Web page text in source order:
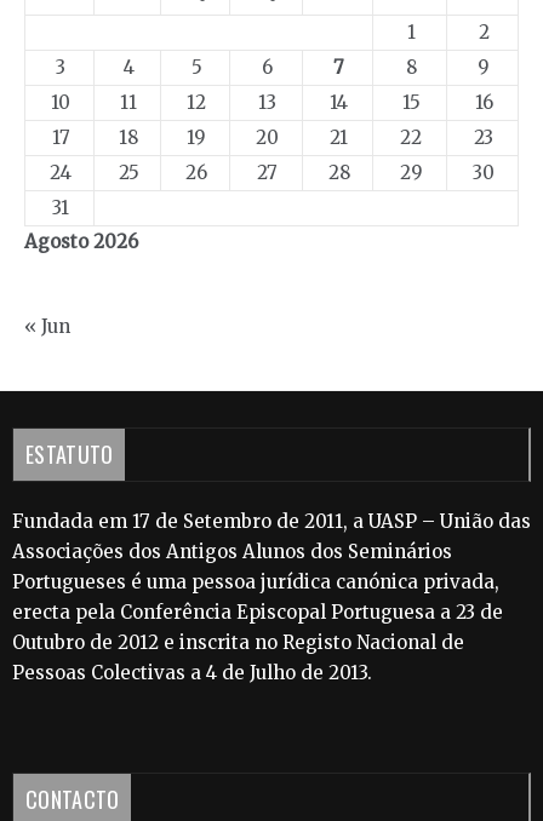
Agosto 2026
1
2
3
4 5 6 7 8
9
10
11 12 13 14 15
16
17
18 19 20 21 22
23
24
25 26 27 28 29
30
31
« Jun
ESTATUTO
Fundada em 17 de Setembro de 2011, a UASP – União das
Associações dos Antigos Alunos dos Seminários
Portugueses é uma pessoa jurídica canónica privada,
erecta pela Conferência Episcopal Portuguesa a 23 de
Outubro de 2012 e inscrita no Registo Nacional de
Pessoas Colectivas a 4 de Julho de 2013.
CONTACTO